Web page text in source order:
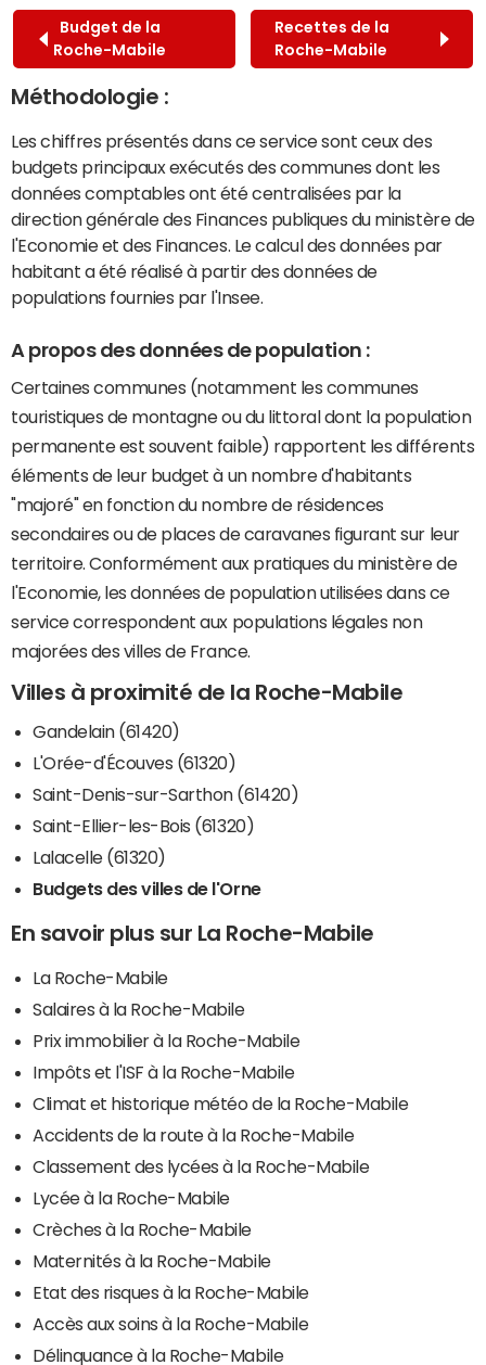
Budget de la
Roche-Mabile
Recettes de la
Roche-Mabile
Méthodologie :
Les chiffres présentés dans ce service sont ceux des
budgets principaux exécutés des communes dont les
données comptables ont été centralisées par la
direction générale des Finances publiques du ministère de
l'Economie et des Finances. Le calcul des données par
habitant a été réalisé à partir des données de
populations fournies par l'Insee.
A propos des données de population :
Certaines communes (notamment les communes
touristiques de montagne ou du littoral dont la population
permanente est souvent faible) rapportent les différents
éléments de leur budget à un nombre d'habitants
"majoré" en fonction du nombre de résidences
secondaires ou de places de caravanes figurant sur leur
territoire. Conformément aux pratiques du ministère de
l'Economie, les données de population utilisées dans ce
service correspondent aux populations légales non
majorées des villes de France.
Villes à proximité de la Roche-Mabile
Gandelain (61420)
L'Orée-d'Écouves (61320)
Saint-Denis-sur-Sarthon (61420)
Saint-Ellier-les-Bois (61320)
Lalacelle (61320)
Budgets des villes de l'Orne
En savoir plus sur La Roche-Mabile
La Roche-Mabile
Salaires à la Roche-Mabile
Prix immobilier à la Roche-Mabile
Impôts et l'ISF à la Roche-Mabile
Climat et historique météo de la Roche-Mabile
Accidents de la route à la Roche-Mabile
Classement des lycées à la Roche-Mabile
Lycée à la Roche-Mabile
Crèches à la Roche-Mabile
Maternités à la Roche-Mabile
Etat des risques à la Roche-Mabile
Accès aux soins à la Roche-Mabile
Délinquance à la Roche-Mabile